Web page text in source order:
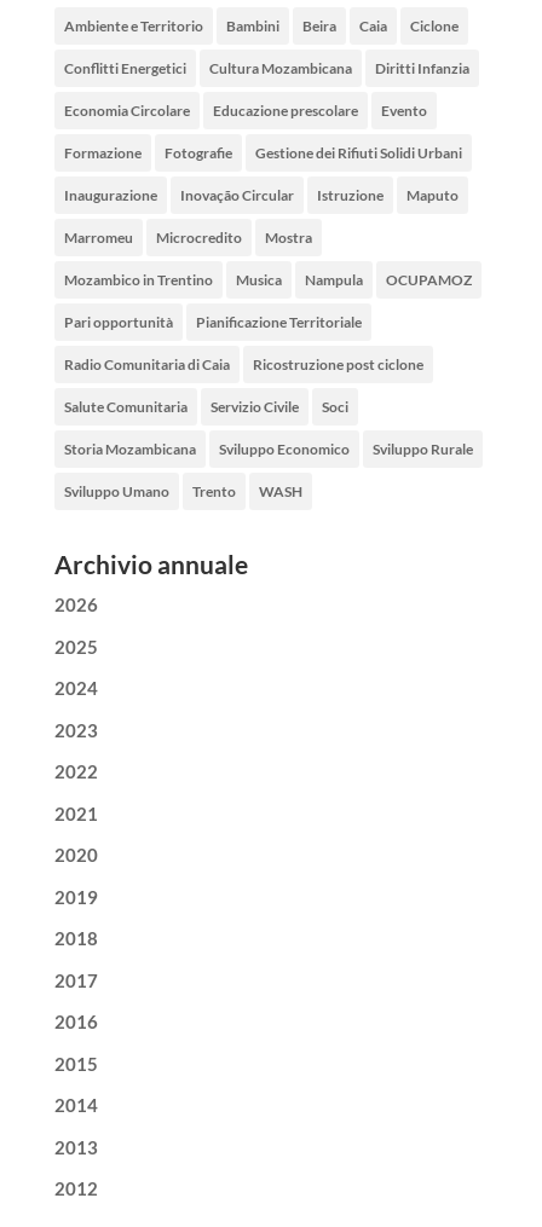
Ambiente e Territorio Bambini Beira Caia Ciclone
Conflitti Energetici Cultura Mozambicana Diritti Infanzia
Economia Circolare Educazione prescolare Evento
Formazione Fotografie Gestione dei Rifiuti Solidi Urbani
Inaugurazione Inovação Circular Istruzione Maputo
Marromeu Microcredito Mostra
Mozambico in Trentino Musica Nampula OCUPAMOZ
Pari opportunità Pianificazione Territoriale
Radio Comunitaria di Caia Ricostruzione post ciclone
Salute Comunitaria Servizio Civile Soci
Storia Mozambicana Sviluppo Economico Sviluppo Rurale
Sviluppo Umano Trento WASH
Archivio annuale
2026
2025
2024
2023
2022
2021
2020
2019
2018
2017
2016
2015
2014
2013
2012